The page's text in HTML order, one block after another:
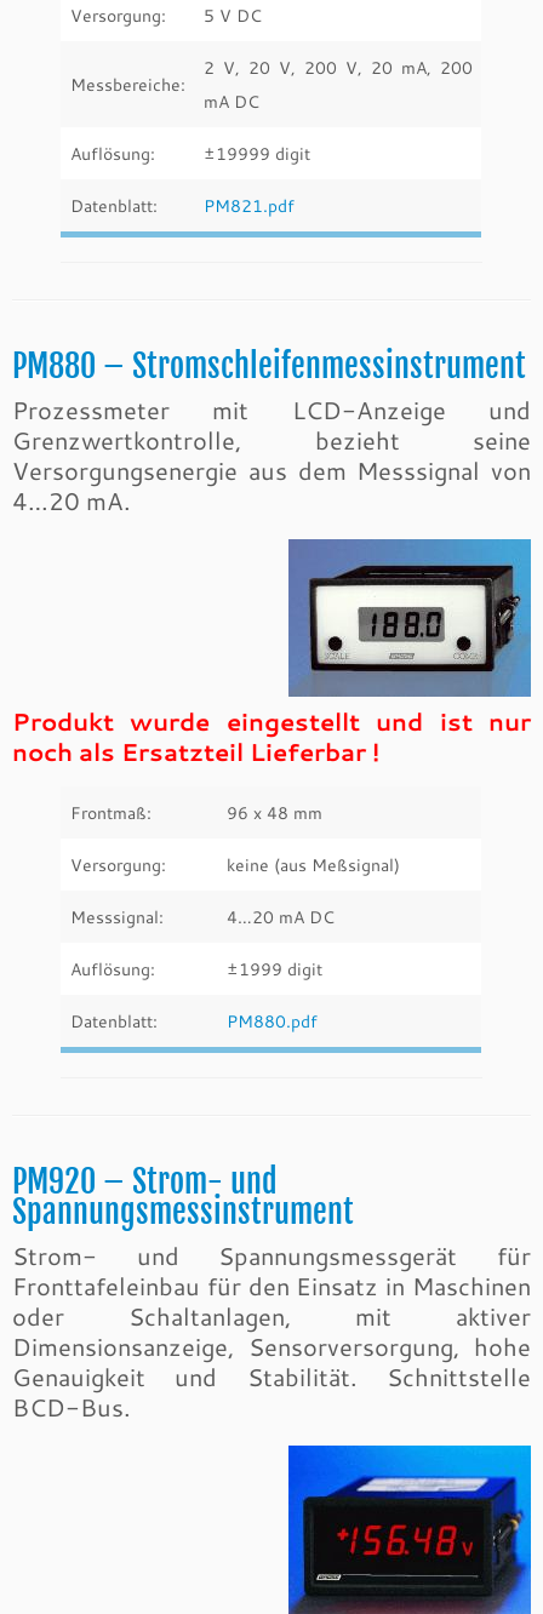
Versorgung: 5 V DC
Messbereiche:
2 V, 20 V, 200 V, 20 mA, 200
mA DC
Auflösung: ±19999 digit
Datenblatt: PM821.pdf
PM880 – Stromschleifenmessinstrument
Prozessmeter mit LCD-Anzeige und
Grenzwertkontrolle, bezieht seine
Versorgungsenergie aus dem Messsignal von
4…20 mA.
Produkt wurde eingestellt und ist nur
noch als Ersatzteil Lieferbar !
Frontmaß: 96 x 48 mm
Versorgung: keine (aus Meßsignal)
Messsignal: 4…20 mA DC
Auflösung: ±1999 digit
Datenblatt: PM880.pdf
PM920 – Strom- und
Spannungsmessinstrument
Strom- und Spannungsmessgerät für
Fronttafeleinbau für den Einsatz in Maschinen
oder Schaltanlagen, mit aktiver
Dimensionsanzeige, Sensorversorgung, hohe
Genauigkeit und Stabilität. Schnittstelle
BCD-Bus.